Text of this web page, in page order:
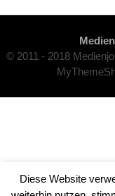
© 2011 - 2018
Diese Website